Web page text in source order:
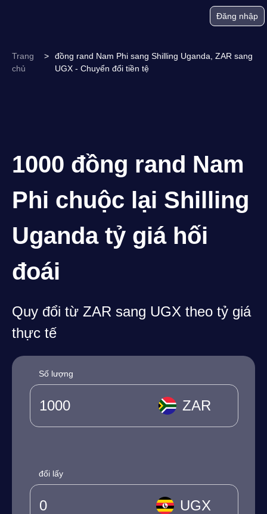
Đăng nhập
Trang
chủ
>
đồng rand Nam Phi sang Shilling Uganda, ZAR sang
UGX - Chuyển đổi tiền tệ
1000 đồng rand Nam
Phi chuộc lại Shilling
Uganda tỷ giá hối
đoái
Quy đổi từ ZAR sang UGX theo tỷ giá
thực tế
Số lượng
ZAR
đổi lấy
UGX